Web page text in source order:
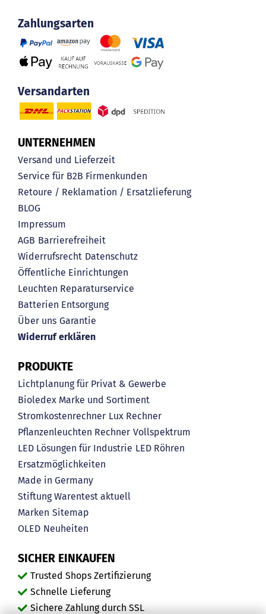
Zahlungsarten
Versandarten
UNTERNEHMEN
Versand und Lieferzeit
Service für B2B Firmenkunden
Retoure / Reklamation / Ersatzlieferung
BLOG
Impressum
AGB Barrierefreiheit
Widerrufsrecht Datenschutz
Öffentliche Einrichtungen
Leuchten Reparaturservice
Batterien Entsorgung
Über uns Garantie
Widerruf erklären
PRODUKTE
Lichtplanung für Privat & Gewerbe
Bioledex Marke und Sortiment
Stromkostenrechner Lux Rechner
Pflanzenleuchten Rechner Vollspektrum
LED Lösungen für Industrie LED Röhren
Ersatzmöglichkeiten
Made in Germany
Stiftung Warentest aktuell
Marken Sitemap
OLED Neuheiten
SICHER EINKAUFEN
Trusted Shops Zertifizierung
Schnelle Lieferung
Sichere Zahlung durch SSL